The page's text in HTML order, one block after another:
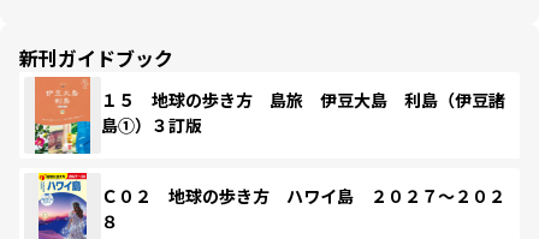
新刊ガイドブック
１５ 地球の歩き方 島旅 伊豆大島 利島（伊豆諸
島①）３訂版
Ｃ０２ 地球の歩き方 ハワイ島 ２０２７～２０２
８